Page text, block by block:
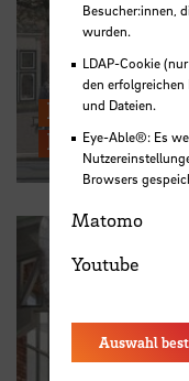
Konstruktion
House 16
Besucher:innen,
wurden.
LDAP-Cookie
den
und Dateien.
Eye-Able®: Es
Browsers
Matomo
Youtube
Auswahl